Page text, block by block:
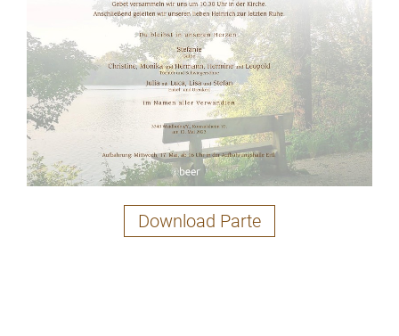
Download Parte